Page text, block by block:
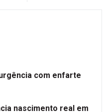
com enfarte
nascimento real em